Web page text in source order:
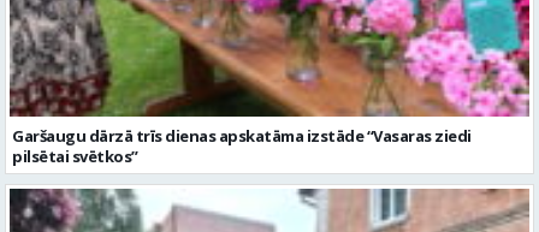
Garšaugu dārzā trīs dienas apskatāma izstāde “Vasaras ziedi
pilsētai svētkos”